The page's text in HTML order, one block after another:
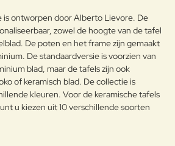
weerstaan en met poeder gelakt.
Om het product lange tijd in
uitstekende staat te houden, raden
we aan om het correct en
regelmatig te reinigen. Verricht de
reiniging vaker op plaatsen die
code wordt niet vertaald!
Goed
is ontworpen door Alberto Lievore. De
zowel de hoogte van de tafel
De poten en het frame zijn gemaakt
De standaardversie is voorzien van
blad, maar de tafels zijn ook
of keramisch blad. De collectie is
kleuren. Voor de keramische tafels
u kiezen uit 10 verschillende soorten